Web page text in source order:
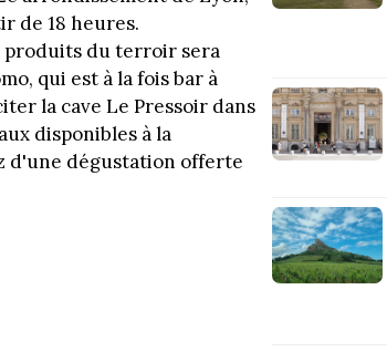
de 18 heures.
produits du terroir sera
qui est à la fois bar à
la cave Le Pressoir dans
disponibles à la
d'une dégustation offerte